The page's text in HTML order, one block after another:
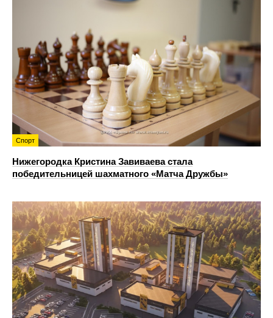
Спорт
Нижегородка Кристина Завиваева стала
победительницей шахматного «Матча Дружбы»